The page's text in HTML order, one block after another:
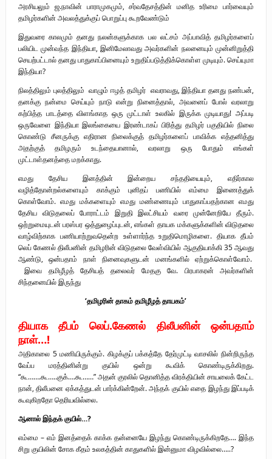
அரசியலும் ஜ.நாவின் பாராமுகமும், சர்வதேசத்தின் மனித உரிமை பார்வையும்
தமிழர்களின் அவலத்துக்குப் பொறுப்பு கூறவேண்டும்
இதுவரை காலமும் தனது நலன்களுக்காக பல லட்சம் அப்பாவித் தமிழர்களைப்
பலியிட முன்வந்த இந்தியா, இனிமேலாவது அவர்களின் நலனையும் முன்னிறுத்தி
செயற்பட்டால் தனது பாதுகாப்பினையும் உறுதிப்படுத்திக்கொள்ள முடியும். செய்யுமா
இந்தியா?
நிலத்திலும் புலத்திலும் வாழும் ஈழத் தமிழர் எவராவது, இந்தியா தனது நண்பன்,
தனக்கு நன்மை செய்யும் நாடு என்று நினைத்தால், அவனைப் போல் வரலாறு
கற்பித்த பாடத்தை விளங்காத ஒரு முட்டாள் உலகில் இருக்க முடியாது! அப்படி
ஒருவேளை இந்தியா இலங்கையை இரண்டாகப் பிரித்து தமிழர் பகுதியில் நிலை
கொண்டு சீனருக்கு எதிரான நிலைக்குத் தமிழர்களைப் பாவிக்க எத்தனித்து
அதற்குத் தமிழரும் உடந்தையானால், வரலாறு ஒரு போதும் எங்கள்
முட்டாள்தனத்தை மறக்காது.
எமது தேசிய இனத்தின் இன்றைய சந்ததியையும், எதிர்கால
வழித்தோன்றல்களையும் காக்கும் புனிதப் பணியில் எம்மை இணைத்துக்
கொள்வோம். எமது மக்களையும் எமது மண்ணையும் பாதுகாப்பதற்கான எமது
தேசிய விடுதலைப் போராட்டம் இறுதி இலட்சியம் வரை முன்னேறியே தீரும்.
ஒற்றுமையுடன் பரஸ்பர ஒத்துழைப்புடன், எங்கள் தாயக மக்களுக்களின் விடுதலை
வாழ்விற்காக பணியாற்றுவதென்ற உள்ளார்ந்த உறுதிமொழிகளை. தியாக தீபம்
லெப் கேணல் திலீபனின் தமிழரின் விடுதலை வேள்வியில் ஆகுதியாக்கி 35 ஆவது
ஆண்டு, ஒன்பதாம் நாள் நினைவுகளுடன் மனங்களில் ஏற்றுக்கொள்வோம்.
இவை தமிழீழத் தேசியத் தலைவர் மேதகு வே. பிரபாகரன் அவர்களின்
சிந்தனையில் இருந்து
‘தமிழரின் தாகம் தமிழீழத் தாயகம்’
தியாக தீபம் லெப்.கேணல் திலீபனின் ஒன்பதாம்
நாள்…!
அதிகாலை 5 மணியிருக்கும். கிழக்குப் பக்கத்தே தேர்முட்டி வாசலில் நின்றிருந்த
வேப்ப மரத்தினின்று குயில் ஒன்று கூவிக் கொண்டிருக்கிறது.
“கூ…….கூ…..குக்….கூ……” அதன் குரலில் தொனித்த விரக்தியின் சாயலைக் கேட்ட
நான், திலீபனை ஏக்கத்துடன் பார்க்கின்றேன். அந்தக் குயில் எதை இழந்து இப்படிக்
கூவுகிறதோ தெரியவில்லை.
ஆனால் இந்தக் குயில்…?
எம்மை – எம் இனத்தைக் காக்க தன்னையே இழந்து கொண்டிருக்கிறதே…. இந்த
சிறு குயிலின் சோக கீதம் உலகத்தின் காதுகளில் இன்னுமா விழவில்லை…..?